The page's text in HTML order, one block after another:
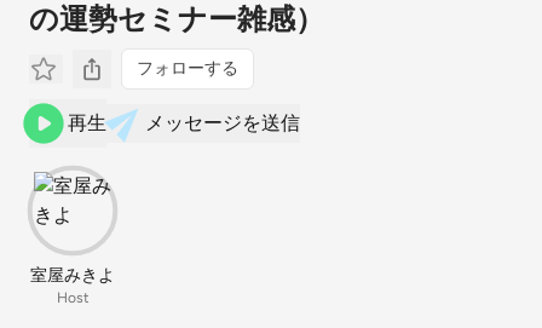
の運勢セミナー雑感）
フォローする
再生 メッセージを送信
室屋みきよ
Host